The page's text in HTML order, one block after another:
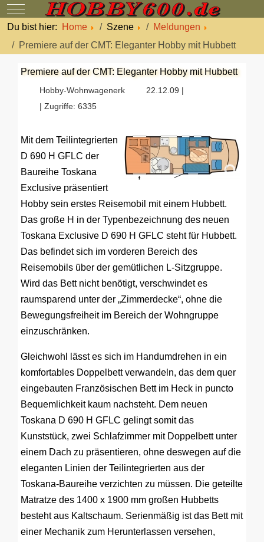
Mobile Menu Toggle
Du bist hier:
Home Szene
Meldungen
Premiere auf der CMT: Eleganter Hobby mit Hubbett
Premiere auf der CMT: Eleganter Hobby mit Hubbett
Hobby-Wohnwagenerk
22.12.09 |
| Zugriffe: 6335
Mit dem Teilintegrierten
D 690 H GFLC der
Baureihe Toskana
Exclusive präsentiert
Hobby sein erstes Reisemobil mit einem Hubbett.
Das große H in der Typenbezeichnung des neuen
Toskana Exclusive D 690 H GFLC steht für Hubbett.
Das befindet sich im vorderen Bereich des
Reisemobils über der gemütlichen L-Sitzgruppe.
Wird das Bett nicht benötigt, verschwindet es
raumsparend unter der „Zimmerdecke“, ohne die
Bewegungsfreiheit im Bereich der Wohngruppe
einzuschränken.
Gleichwohl lässt es sich im Handumdrehen in ein
komfortables Doppelbett verwandeln, das dem quer
eingebauten Französischen Bett im Heck in puncto
Bequemlichkeit kaum nachsteht. Dem neuen
Toskana D 690 H GFLC gelingt somit das
Kunststück, zwei Schlafzimmer mit Doppelbett unter
einem Dach zu präsentieren, ohne deswegen auf die
eleganten Linien der Teilintegrierten aus der
Toskana-Baureihe verzichten zu müssen. Die geteilte
Matratze des 1400 x 1900 mm großen Hubbetts
besteht aus Kaltschaum. Serienmäßig ist das Bett mit
einer Mechanik zum Herunterlassen versehen,